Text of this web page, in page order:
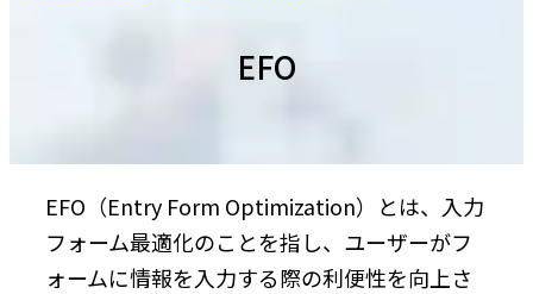
EFO
EFO（Entry Form Optimization）とは、入力
フォーム最適化のことを指し、ユーザーがフ
ォームに情報を入力する際の利便性を向上さ